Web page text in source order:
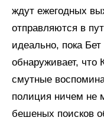
ждут ежегодных
отправляются в
идеально, пока
обнаруживает,
смутные
полиция ничем не
бешеных поисков